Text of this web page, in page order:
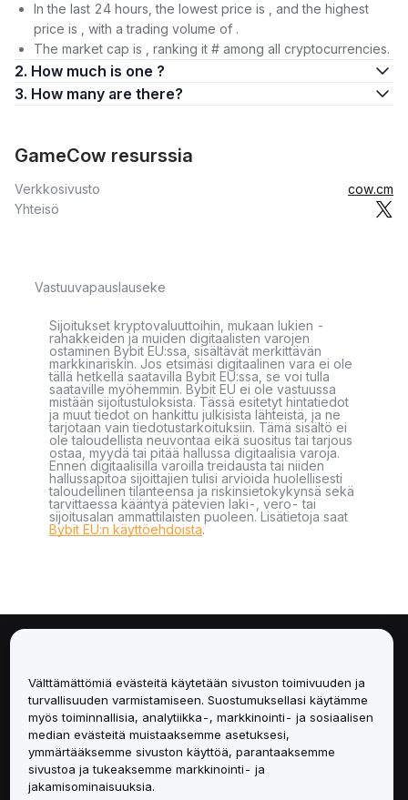
In the last 24 hours, the lowest price is , and the highest
price is , with a trading volume of .
The market cap is , ranking it # among all cryptocurrencies.
2. How much is one ?
3. How many are there?
GameCow resurssia
Verkkosivusto
cow.cm
Yhteisö
Vastuuvapauslauseke
Sijoitukset kryptovaluuttoihin, mukaan lukien -
rahakkeiden ja muiden digitaalisten varojen
ostaminen Bybit EU:ssa, sisältävät merkittävän
markkinariskin. Jos etsimäsi digitaalinen vara ei ole
tällä hetkellä saatavilla Bybit EU:ssa, se voi tulla
saataville myöhemmin. Bybit EU ei ole vastuussa
mistään sijoitustuloksista. Tässä esitetyt hintatiedot
ja muut tiedot on hankittu julkisista lähteistä, ja ne
tarjotaan vain tiedotustarkoituksiin. Tämä sisältö ei
ole taloudellista neuvontaa eikä suositus tai tarjous
ostaa, myydä tai pitää hallussa digitaalisia varoja.
Ennen digitaalisilla varoilla treidausta tai niiden
hallussapitoa sijoittajien tulisi arvioida huolellisesti
taloudellinen tilanteensa ja riskinsietokykynsä sekä
tarvittaessa kääntyä pätevien laki-, vero- tai
sijoitusalan ammattilaisten puoleen. Lisätietoja saat
Bybit EU:n käyttöehdoista.
Palvelut
Tuki
Tuotteet
Välttämättömiä evästeitä käytetään sivuston toimivuuden ja
turvallisuuden varmistamiseen. Suostumuksellasi käytämme
myös toiminnallisia, analytiikka-, markkinointi- ja sosiaalisen
median evästeitä muistaaksemme asetuksesi,
ymmärtääksemme sivuston käyttöä, parantaaksemme
sivustoa ja tukeaksemme markkinointi- ja
jakamisominaisuuksia.